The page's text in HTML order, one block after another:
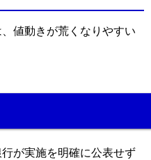
値動きが荒くなりやすい
が実施を明確に公表せず